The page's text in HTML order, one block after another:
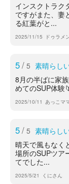
インスクトラク
ですがまた、妻
る紅葉がと...
2025/11/15 ドゥラメ
5/ 5 素晴らし
8月の半ばに家
めてのSUP体験
2025/10/11 あっこマ
5/ 5 素晴らし
晴天で風もなく
場所のSUPツア
てでした...
2025/5/21 くにさん